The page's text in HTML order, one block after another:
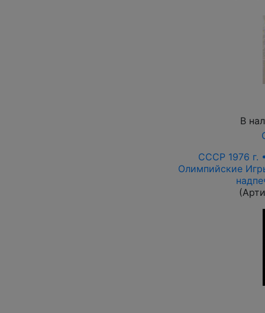
В
СССР 1976 г.
Олимпийские